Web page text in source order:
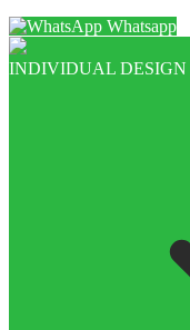
Whatsapp
INDIVIDUAL DESIGN